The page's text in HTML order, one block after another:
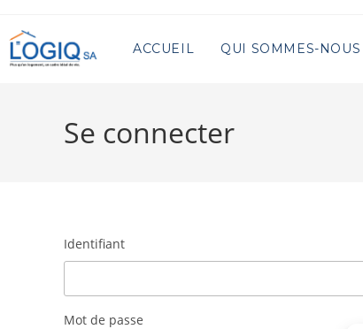
ACCUEIL QUI SOMMES-NOUS
Se connecter
Identifiant
Mot de passe